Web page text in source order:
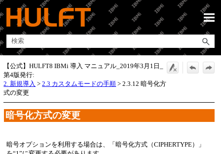
メイン コンテンツにスキップ
【公式】HULFT8 IBMi 導入 マニュアル_2019年3月1日_
第4版発行:
2. 新規導入 >2.3 カスタムモードの手順 >2.3.12 暗号化方
式の変更
暗号化方式の変更
暗号オプションを利用する場合は、
暗号化方式（CIPHERTYPE）